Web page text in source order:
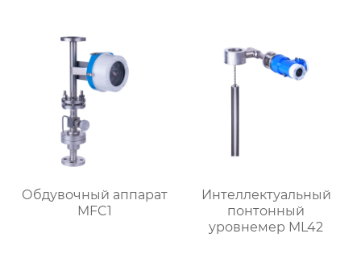
Обдувочный аппарат
MFC1
Интеллектуальный
понтонный
уровнемер ML42